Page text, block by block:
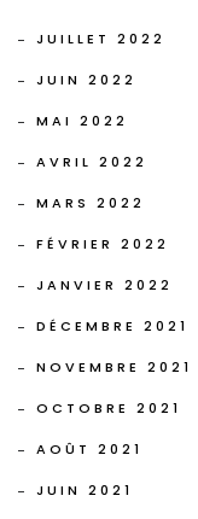
JUILLET 2022
JUIN 2022
MAI 2022
AVRIL 2022
MARS 2022
FÉVRIER 2022
JANVIER 2022
DÉCEMBRE 2021
NOVEMBRE 2021
OCTOBRE 2021
AOÛT 2021
JUIN 2021